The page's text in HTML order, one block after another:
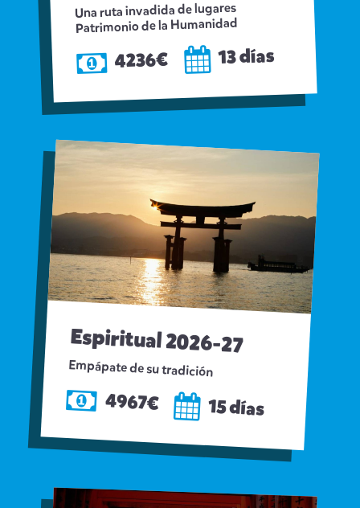
Una ruta invadida de lugares
Patrimonio de la Humanidad
4236€ 13 días
Espiritual 2026-27
Empápate de su tradición
4967€ 15 días